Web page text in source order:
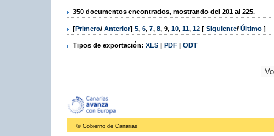
350 documentos encontrados, mostrando del 201 al 225.
[Primero/ Anterior] 5, 6, 7, 8, 9, 10, 11, 12 [ Siguiente/ Último ]
Tipos de exportación: XLS | PDF | ODT
© Gobierno de Canarias